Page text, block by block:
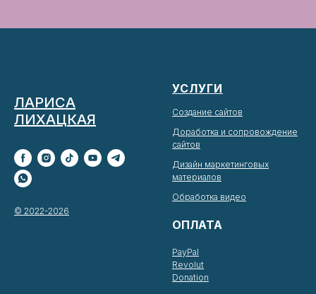
ЛАРИСА
ЛИХАЦКАЯ
© 2022-2026
УСЛУГИ
Создание сайтов
Доработка и сопровождение
сайтов
Дизайн маркетинговых
материалов
Обработка видео
ОПЛАТА
PayPal
Revolut
Donation